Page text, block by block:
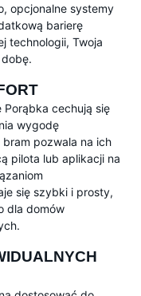
opcjonalne systemy
barierę
technologii, Twoja
dobę.
cechują się
wygodę
pozwala na ich
pilota lub aplikacji na
się szybki i prosty,
dla domów